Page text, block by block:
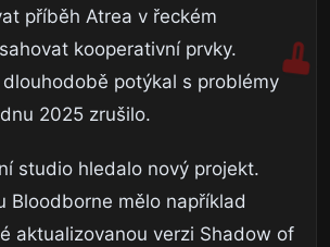
příběh Atrea v řeckém
kooperativní prvky.
potýkal s problémy
2025 zrušilo.
studio hledalo nový projekt.
Bloodborne mělo například
aktualizovanou verzi Shadow of